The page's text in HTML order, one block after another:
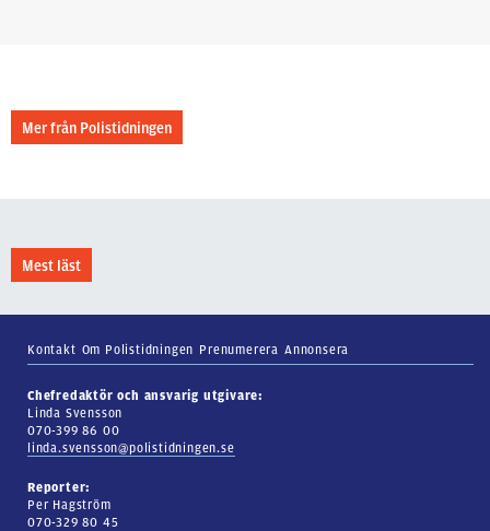
Mer från Polistidningen
Mest läst
Kontakt Om Polistidningen Prenumerera Annonsera
Chefredaktör och ansvarig utgivare:
Linda Svensson
070-399 86 00
linda.svensson@polistidningen.se
Reporter:
Per Hagström
070-329 80 45